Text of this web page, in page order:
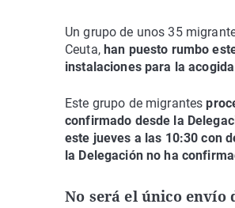
Un grupo de unos 35
Ceuta, han puesto rumbo
instalaciones para la
Este grupo de migrantes
confirmado desde la
este jueves a las 10:30 con
la Delegación no ha
No será el único envío